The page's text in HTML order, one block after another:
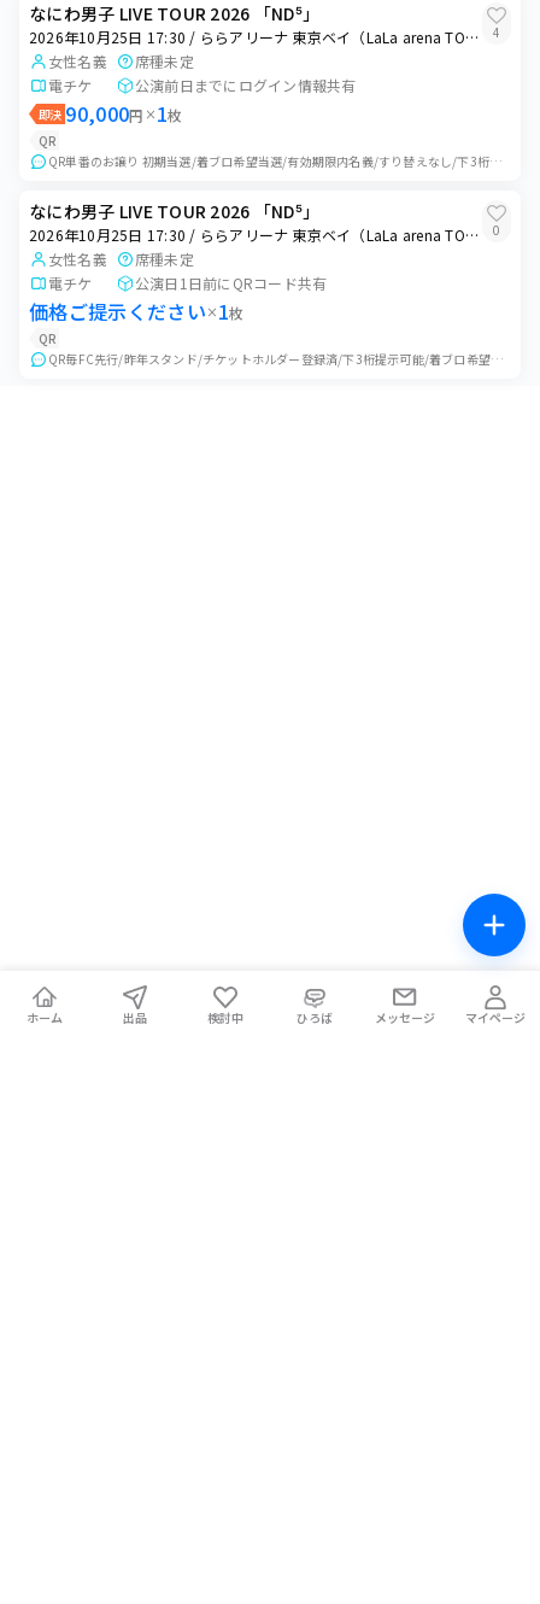
なにわ男子 LIVE TOUR 2026 「ND⁵」
2026年10月25日 17:30 / ららアリーナ 東京ベイ（LaLa arena TOKYO-BAY） 4
女性名義
席種未定
電チケ
公演前日までにログイン情報共有
即決 90,000円 × 1枚
QR
QR単番のお譲り 初期当選/着ブロ希望当選/有効期限内名義/すり替えなし/下3桁提示可/発送物戻りなし/エラー歴なし 公演日前日にログイン情報をお伝えいたしま...
なにわ男子 LIVE TOUR 2026 「ND⁵」
2026年10月25日 17:30 / ららアリーナ 東京ベイ（LaLa arena TOKYO-BAY） 0
女性名義
席種未定
電チケ
公演日1日前にQRコード共有
価格ご提示ください × 1枚
QR
QR毎FC先行/昨年スタンド/チケットホルダー登録済/下3桁提示可能/着ブロ希望なし/有効期限内名義/持ち戻りなし/サイチェン可能/ 単番QR毎のお譲りとなり...
ホーム 出品 検討中 ひろば メッセージ マイページ